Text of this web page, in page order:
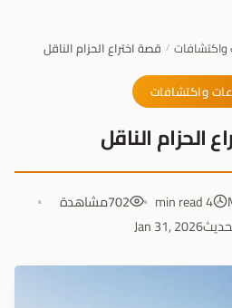
واكتشافات / قصة اختراع الحزام الناقل
واكتشافات
الحزام الناقل
4 min read
702مشاهدة
Jan 31, 2026